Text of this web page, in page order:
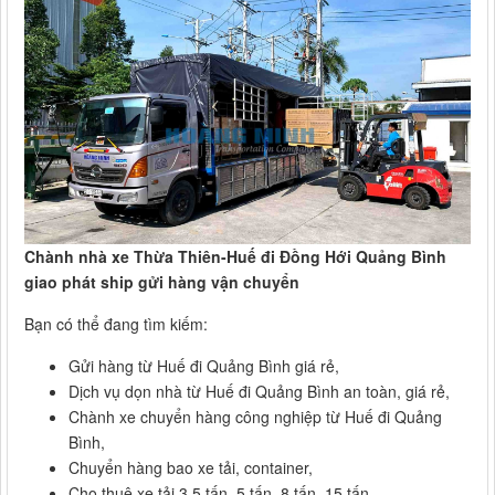
Chành nhà xe Thừa Thiên-Huế đi Đồng Hới Quảng Bình
giao phát ship gửi hàng vận chuyển
Bạn có thể đang tìm kiếm:
Gửi hàng từ Huế đi Quảng Bình giá rẻ,
Dịch vụ dọn nhà từ Huế đi Quảng Bình an toàn, giá rẻ,
Chành xe chuyển hàng công nghiệp từ Huế đi Quảng
Bình,
Chuyển hàng bao xe tải, container,